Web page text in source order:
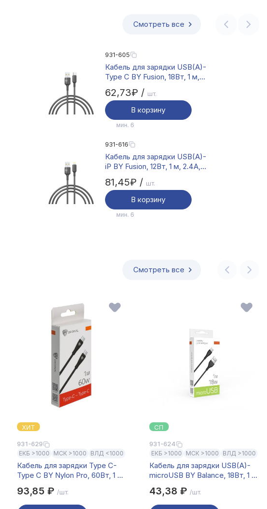
Смотреть все
931-605
Кабель для зарядки USB(A)-
Type C BY Fusion, 18Вт, 1 м,
3A, TPE, чёрный
62,73₽ / шт.
В корзину
мин. 6
931-616
Кабель для зарядки USB(A)-
iP BY Fusion, 12Вт, 1 м, 2.4A,
TPE, чёрный
81,45₽ / шт.
В корзину
мин. 6
Смотреть все
ХИТ
931-629
ЕКБ >1000 МСК >1000 ВЛД <1000
Кабель для зарядки Type C-
Type C BY Nylon Pro, 60Вт, 1 м,
93,85 ₽/шт.
СП
931-624
ЕКБ >1000 МСК >1000 ВЛД >1000
Кабель для зарядки USB(A)-
microUSB BY Balance, 18Вт, 1 м,
43,38 ₽ /шт.